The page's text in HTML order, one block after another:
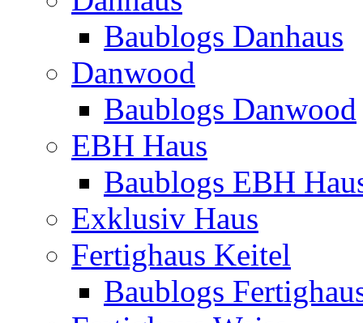
Baublogs Danhaus
Danwood
Baublogs Danwood
EBH Haus
Baublogs EBH
Exklusiv Haus
Fertighaus Keitel
Baublogs